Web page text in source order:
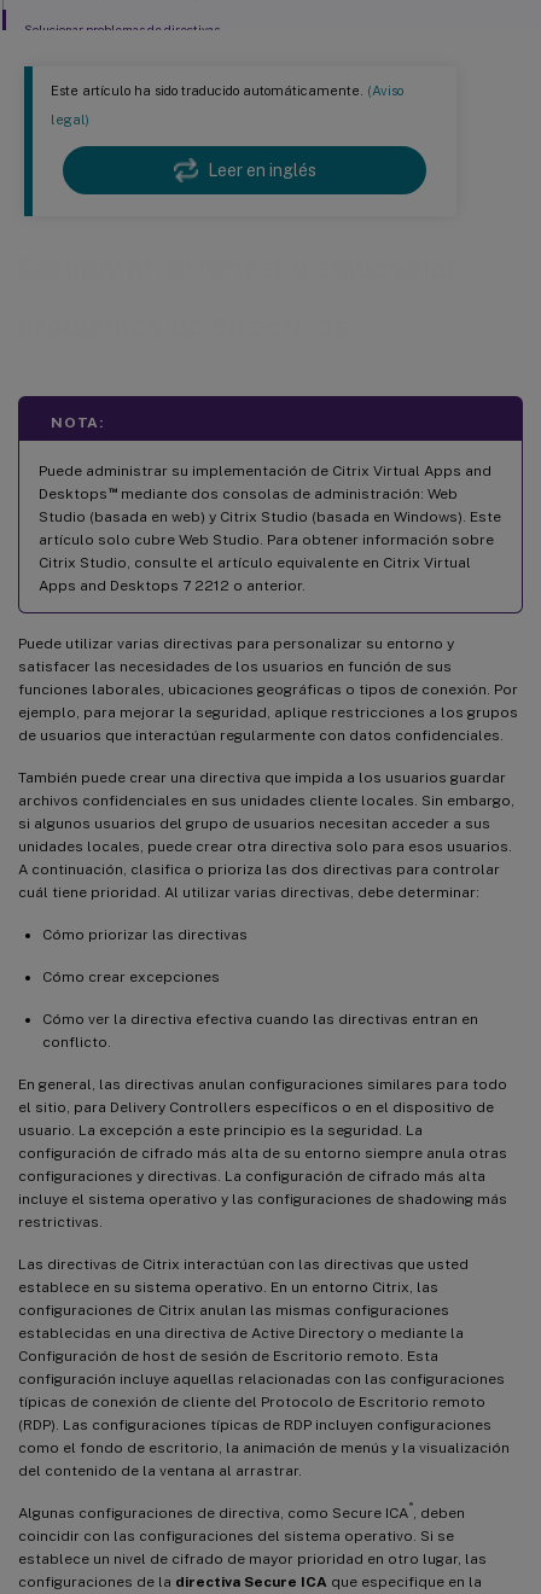
Este artículo ha sido traducido automáticamente. (Aviso
legal)
Leer en inglés
NOTA:
Puede administrar su implementación de Citrix Virtual Apps and
Desktops ™mediante dos consolas de administración: Web
Studio (basada en web) y Citrix Studio (basada en Windows). Este
artículo solo cubre Web Studio. Para obtener información sobre
Citrix Studio, consulte el artículo equivalente en Citrix Virtual
Apps and Desktops 7 2212 o anterior.
Puede utilizar varias directivas para personalizar su entorno y
satisfacer las necesidades de los usuarios en función de sus
funciones laborales, ubicaciones geográficas o tipos de conexión. Por
ejemplo, para mejorar la seguridad, aplique restricciones a los grupos
de usuarios que interactúan regularmente con datos confidenciales.
También puede crear una directiva que impida a los usuarios guardar
archivos confidenciales en sus unidades cliente locales. Sin embargo,
si algunos usuarios del grupo de usuarios necesitan acceder a sus
unidades locales, puede crear otra directiva solo para esos usuarios.
A continuación, clasifica o prioriza las dos directivas para controlar
cuál tiene prioridad. Al utilizar varias directivas, debe determinar:
Cómo priorizar las directivas
Cómo crear excepciones
Cómo ver la directiva efectiva cuando las directivas entran en
conflicto.
En general, las directivas anulan configuraciones similares para todo
el sitio, para Delivery Controllers específicos o en el dispositivo de
usuario. La excepción a este principio es la seguridad. La
configuración de cifrado más alta de su entorno siempre anula otras
configuraciones y directivas. La configuración de cifrado más alta
incluye el sistema operativo y las configuraciones de shadowing más
restrictivas.
Las directivas de Citrix interactúan con las directivas que usted
establece en su sistema operativo. En un entorno Citrix, las
configuraciones de Citrix anulan las mismas configuraciones
establecidas en una directiva de Active Directory o mediante la
Configuración de host de sesión de Escritorio remoto. Esta
configuración incluye aquellas relacionadas con las configuraciones
típicas de conexión de cliente del Protocolo de Escritorio remoto
(RDP). Las configuraciones típicas de RDP incluyen configuraciones
como el fondo de escritorio, la animación de menús y la visualización
del contenido de la ventana al arrastrar.
Algunas configuraciones de directiva, como Secure ICA®
, deben
coincidir con las configuraciones del sistema operativo. Si se
establece un nivel de cifrado de mayor prioridad en otro lugar, las
configuraciones de la directiva Secure ICA que especifique en la
Solucionar problemas de directivas